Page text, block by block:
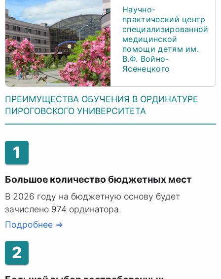
Научно-
практический центр
специализированной
медицинской
помощи детям им.
В.Ф. Войно-
Ясенецкого
ПРЕИМУЩЕСТВА ОБУЧЕНИЯ В ОРДИНАТУРЕ
ПИРОГОВСКОГО УНИВЕРСИТЕТА
1
Большое количество бюджетных мест
В 2026 году на бюджетную основу будет
зачислено 974 ординатора.
Подробнее ⇒
2